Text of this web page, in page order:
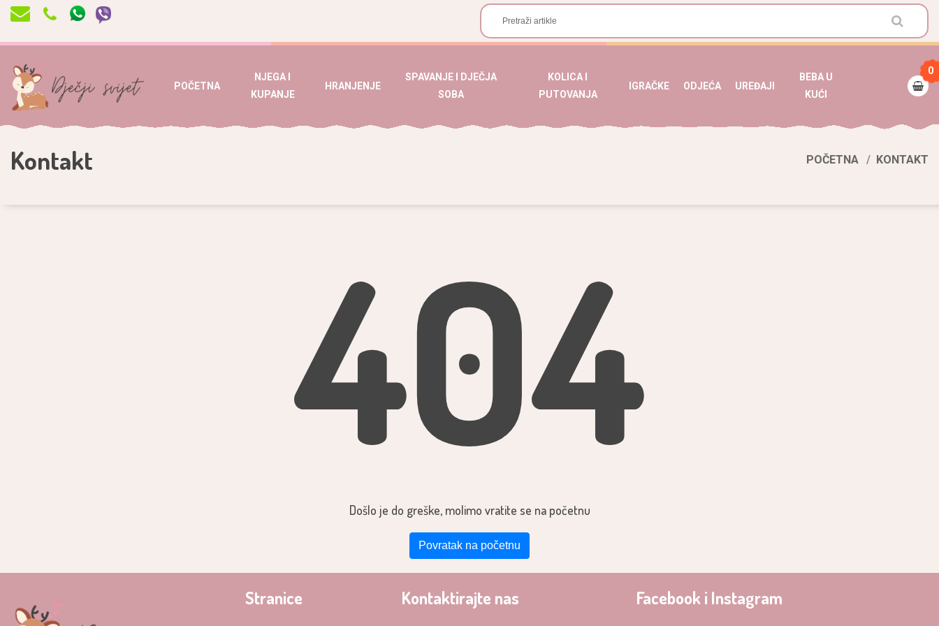
POČETNA
NJEGA I
KUPANJE
HRANJENJE
SPAVANJE I DJEČJA
SOBA
KOLICA I
PUTOVANJA
IGRAČKE ODJEĆA UREĐAJI
BEBA U
KUĆI
0
Kontakt POČETNA KONTAKT
404
Došlo je do greške, molimo vratite se na početnu
Povratak na početnu
Stranice Kontaktirajte nas Facebook i Instagram